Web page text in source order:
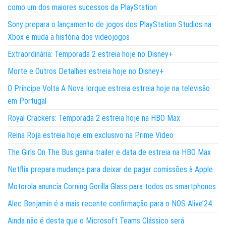
como um dos maiores sucessos da PlayStation
Sony prepara o lançamento de jogos dos PlayStation Studios na
Xbox e muda a história dos videojogos
Extraordinária: Temporada 2 estreia hoje no Disney+
Morte e Outros Detalhes estreia hoje no Disney+
O Príncipe Volta A Nova Iorque estreia estreia hoje na televisão
em Portugal
Royal Crackers: Temporada 2 estreia hoje na HBO Max
Reina Roja estreia hoje em exclusivo na Prime Video
The Girls On The Bus ganha trailer e data de estreia na HBO Max
Netflix prepara mudança para deixar de pagar comissões à Apple
Motorola anuncia Corning Gorilla Glass para todos os smartphones
Alec Benjamin é a mais recente confirmação para o NOS Alive’24
Ainda não é desta que o Microsoft Teams Clássico será